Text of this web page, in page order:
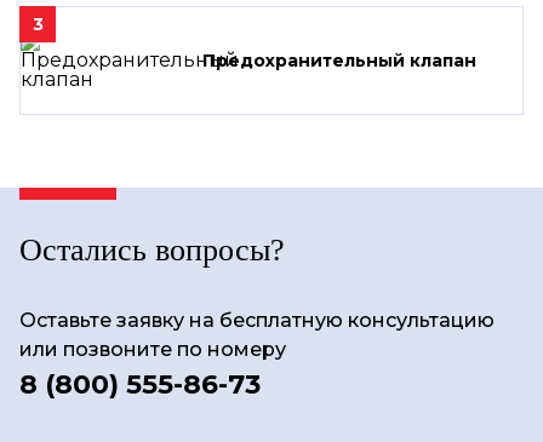
3
Предохранительный клапан
Остались вопросы?
Оставьте заявку на бесплатную консультацию
или позвоните по номеру
8 (800) 555-86-73